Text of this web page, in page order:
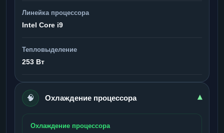
Линейка процессора
Intel Core i9
Тепловыделение
253 Вт
🧠 Охлаждение процессора ▾
Охлаждение процессора